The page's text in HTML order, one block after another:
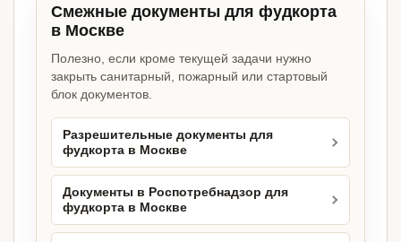
Смежные документы для фудкорта
в Москве
Полезно, если кроме текущей задачи нужно
закрыть санитарный, пожарный или стартовый
блок документов.
Разрешительные документы для
фудкорта в Москве
Документы в Роспотребнадзор для
фудкорта в Москве